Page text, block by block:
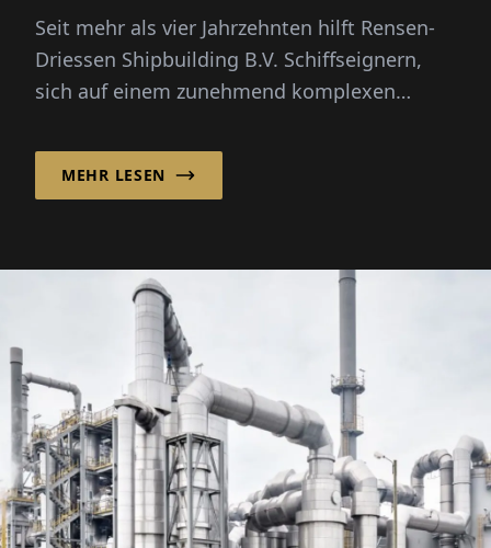
Seit mehr als vier Jahrzehnten hilft Rensen-
Driessen Shipbuilding B.V. Schiffseignern,
sich auf einem zunehmend komplexen
maßgeschneidertes Schiffdesign mit einem
flexiblen, internationalen
MEHR LESEN